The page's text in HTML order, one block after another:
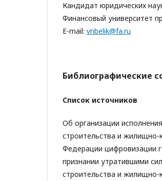
Кандидат юридических
Финансовый университет
E-mail: vnbelik@fa.ru
Библиографические
Список источников
Об организации
строительства и жилищно-
Федерации цифровизации
признании утратившими
строительства и жилищно-